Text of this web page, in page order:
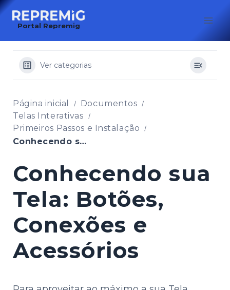
Pular
para
Portal Repremig
Ver categorias
Página inicial
Documentos
Telas Interativas
Primeiros Passos e Instalação
Conhecendo sua Tela: Botões, Conexões e Acessórios
Conhecendo sua
Tela: Botões,
Conexões e
Acessórios